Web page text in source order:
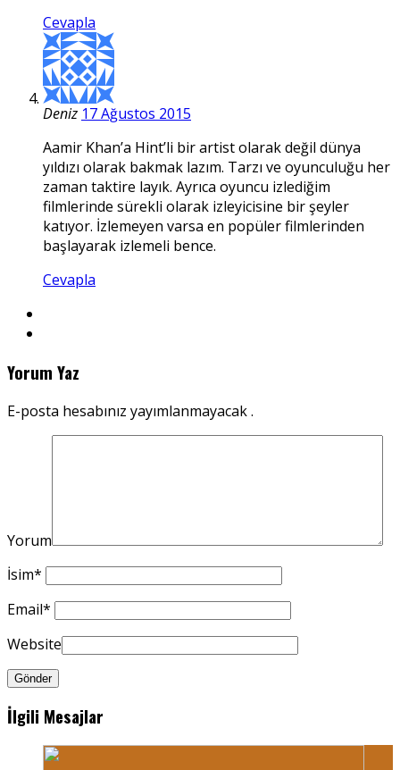
Cevapla
Deniz 17 Ağustos 2015
Aamir Khan’a Hint’li bir artist olarak değil dünya
yıldızı olarak bakmak lazım. Tarzı ve oyunculuğu her
zaman taktire layık. Ayrıca oyuncu izlediğim
filmlerinde sürekli olarak izleyicisine bir şeyler
katıyor. İzlemeyen varsa en popüler filmlerinden
başlayarak izlemeli bence.
Cevapla
Yorum Yaz
E-posta hesabınız yayımlanmayacak .
Yorum
İsim*
Email*
Website
İlgili Mesajlar